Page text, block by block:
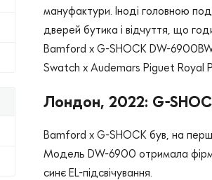
мануфактури. Іноді головною
дверей бутика і відчуття, що
Bamford x G-SHOCK DW-
Swatch x Audemars Piguet Royal
Лондон, 2022: G-
Bamford x G-SHOCK був, на
Модель DW-6900 отримала
синє EL-підсвічування.